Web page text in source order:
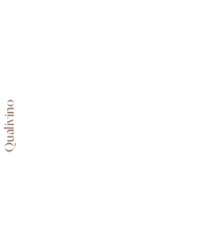
Qualivino